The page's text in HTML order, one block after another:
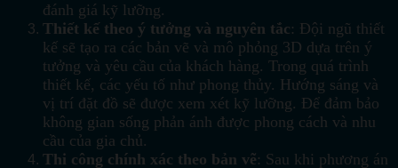
đánh giá kỹ lưỡng.
Thiết kế theo ý tưởng và nguyên tắc: Đội ngũ thiết
kế sẽ tạo ra các bản vẽ và mô phỏng 3D dựa trên ý
tưởng và yêu cầu của khách hàng. Trong quá trình
thiết kế, các yếu tố như phong thủy. Hướng sáng và
vị trí đặt đồ sẽ được xem xét kỹ lưỡng. Để đảm bảo
không gian sống phản ánh được phong cách và nhu
cầu của gia chủ.
Thi công chính xác theo bản vẽ: Sau khi phương án